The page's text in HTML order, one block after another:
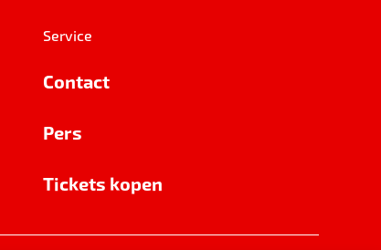
Service
Contact
Pers
Tickets kopen